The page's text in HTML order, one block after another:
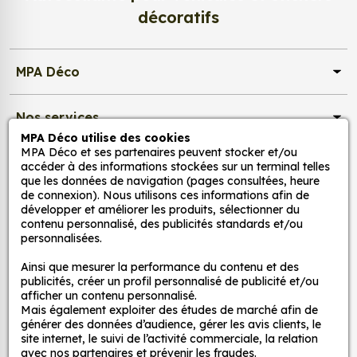
d’un meuble, d’une porte et de toute autre surface,
Quels sont les avantages de nos stickers
décoration ?
nos Sticker Ducati personnalisé sont disponibles
dans une large gamme de motifs et de
couleurs, ce qui vous permet de trouver le
sticker parfait pour votre décoration.
Une installation facile : nos stickers sont faciles
à installer, même pour les débutants. Il suffit de
les décoller de leur support et de les coller sur
d’une raclette si besoin.
Une durabilité élevée : nos stickers sont
fabriqués à partir de matériaux de haute
qualité, ce qui leur confère une excellente
durabilité. Ils peuvent résister aux intempéries,
décoratifs
MPA Déco
Nos services
Nos sites
Mon Compte
A propos
Facebook
MPA Déco utilise des cookies
MPA Déco et ses partenaires peuvent stocker et/ou
accéder à des informations stockées sur un terminal telles
que les données de navigation (pages consultées, heure
de connexion). Nous utilisons ces informations afin de
développer et améliorer les produits, sélectionner du
contenu personnalisé, des publicités standards et/ou
personnalisées.
Ainsi que mesurer la performance du contenu et des
publicités, créer un profil personnalisé de publicité et/ou
afficher un contenu personnalisé.
Mais également exploiter des études de marché afin de
générer des données d’audience, gérer les avis clients, le
site internet, le suivi de l’activité commerciale, la relation
avec nos partenaires et prévenir les fraudes.